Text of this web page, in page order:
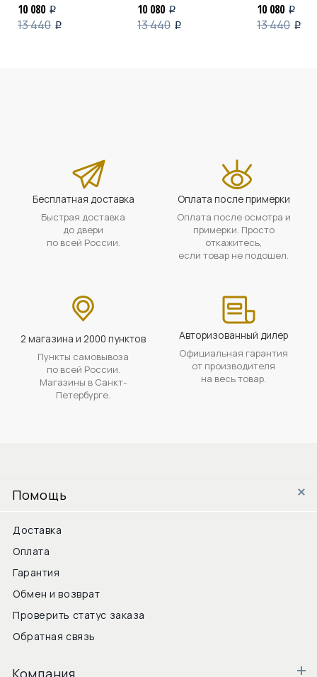
10 080 i
13 440 i
10 080 i
13 440 i
10 080 i
13 440 i
Бесплатная доставка
Быстрая доставка
до двери
по всей России.
Оплата после примерки
Оплата после осмотра и
примерки. Просто
откажитесь,
если товар не подошел.
2 магазина и 2000 пунктов
Пункты самовывоза
по всей России.
Магазины в Санкт-
Петербурге.
Авторизованный дилер
Официальная гарантия
от производителя
на весь товар.
Помощь
Доставка
Оплата
Гарантия
Обмен и возврат
Проверить статус заказа
Обратная связь
Компания